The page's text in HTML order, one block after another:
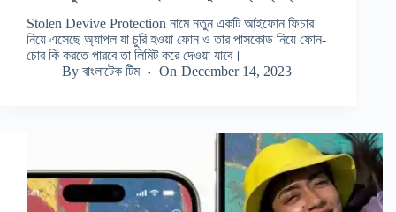
Stolen Devive Protection নামে নতুন একটি আইফোন ফিচার
নিয়ে এসেছে অ্যাপল যা চুরি হওয়া ফোন ও তার পাসকোড নিয়ে ফোন-
চোর কি করতে পারবে তা লিমিট করে দেওয়া যাবে।
By বাংলাটেক টিম On December 14, 2023